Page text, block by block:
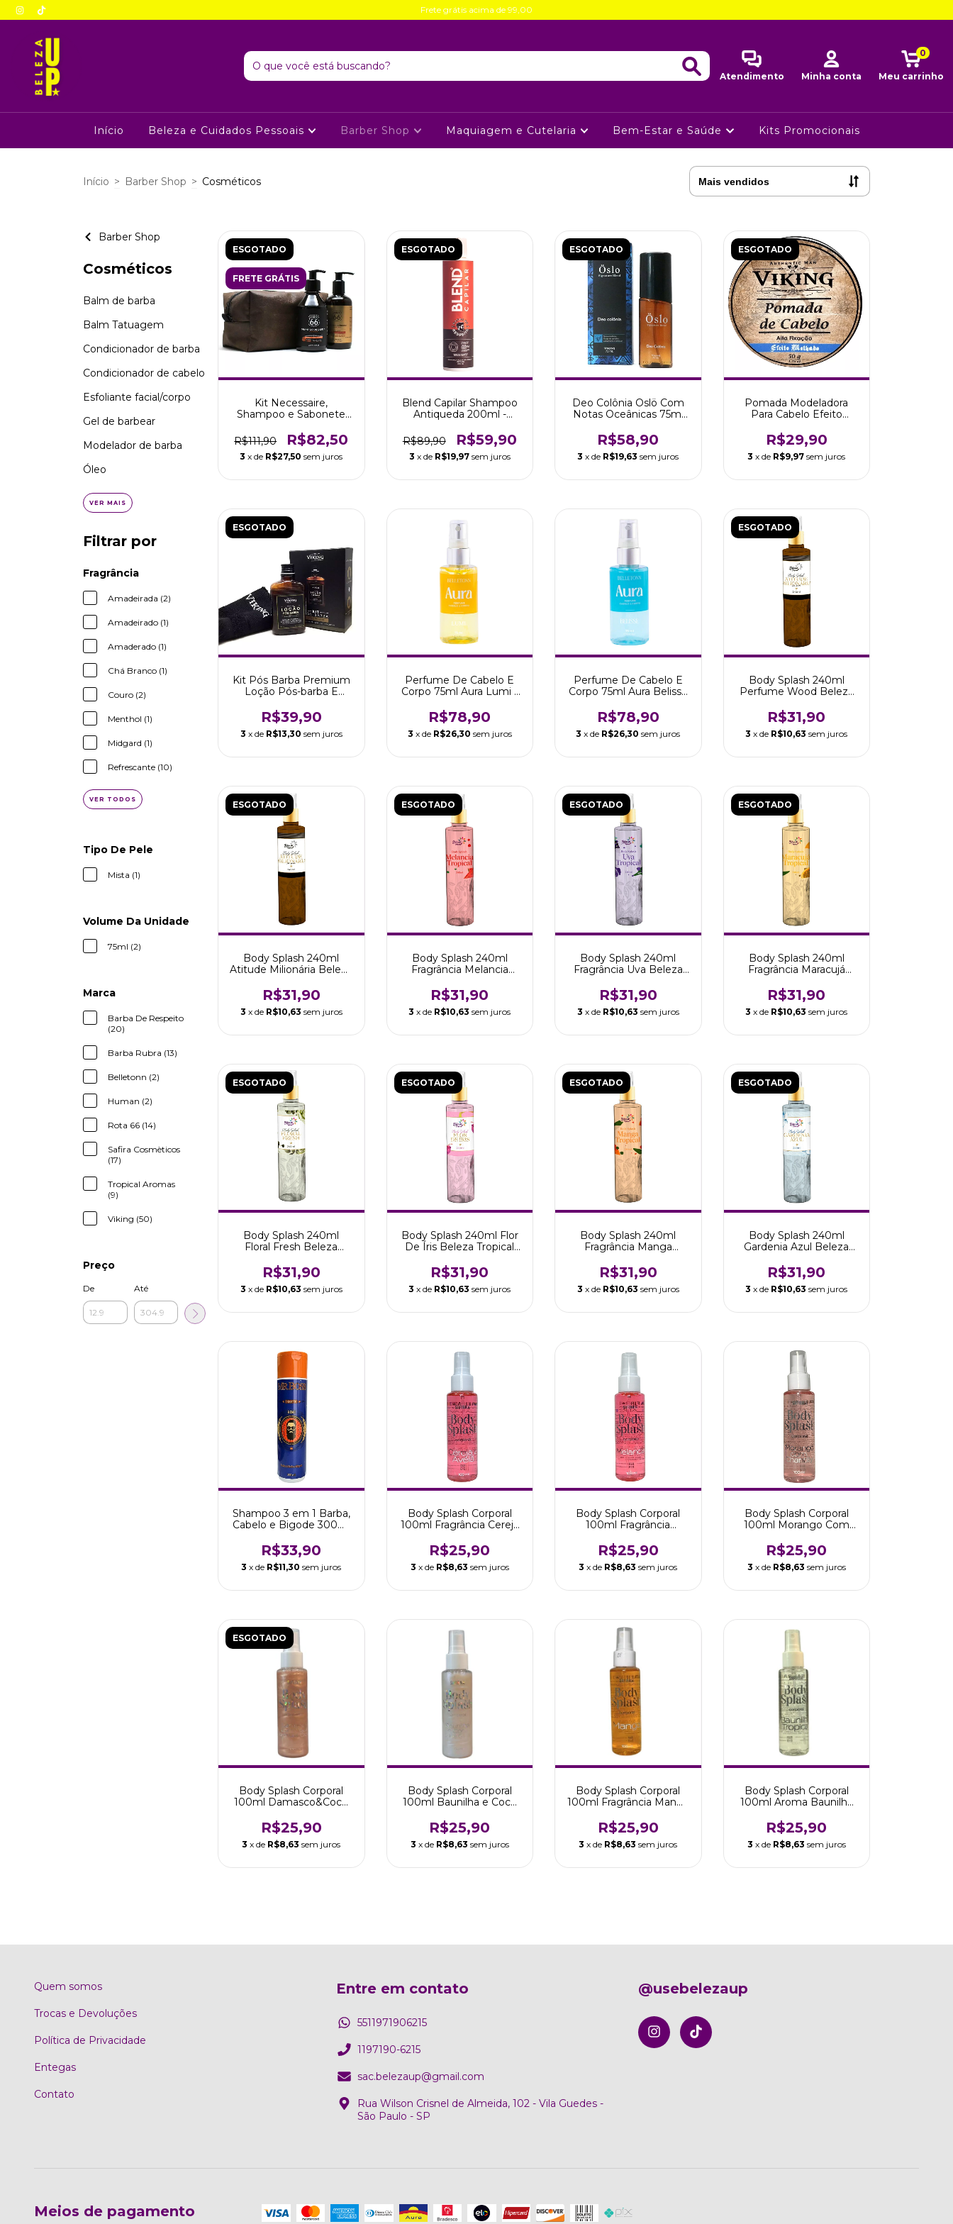
Frete grátis acima de 99,00
Atendimento Minha conta Meu carrinho
0
Início Beleza e Cuidados Pessoais Barber Shop Maquiagem e Cutelaria Bem-Estar e Saúde Kits Promocionais
Início > Barber Shop > Cosméticos
Barber Shop
Cosméticos
Balm de barba
Balm Tatuagem
Condicionador de barba
Condicionador de cabelo
Esfoliante facial/corpo
Gel de barbear
Modelador de barba
Óleo
VER MAIS
Filtrar por
Fragrância
Amadeirada (2)
Amadeirado (1)
Amaderado (1)
Chá Branco (1)
Couro (2)
Menthol (1)
Midgard (1)
Refrescante (10)
VER TODOS
Tipo De Pele
Mista (1)
Volume Da Unidade
75ml (2)
Marca
Barba De Respeito
(20)
Barba Rubra (13)
Belletonn (2)
Human (2)
Rota 66 (14)
Safira Cosmèticos
(17)
Tropical Aromas
(9)
Viking (50)
Preço
De Até
ESGOTADO
FRETE GRÁTIS
Kit Necessaire,
Shampoo e Sabonete
R$111,90
R$82,50
3 x de R$27,50 sem juros
ESGOTADO
Blend Capilar Shampoo
Antiqueda 200ml -
R$89,90
R$59,90
3 x de R$19,97 sem juros
ESGOTADO
Deo Colônia Oslö Com
Notas Oceânicas 75ml
R$58,90
3 x de R$19,63 sem juros
ESGOTADO
Pomada Modeladora
Para Cabelo Efeito
R$29,90
3 x de R$9,97 sem juros
ESGOTADO
Kit Pós Barba Premium
Loção Pós-barba E
R$39,90
3 x de R$13,30 sem juros
Perfume De Cabelo E
Corpo 75ml Aura Lumi -
R$78,90
3 x de R$26,30 sem juros
Perfume De Cabelo E
Corpo 75ml Aura Belissè
R$78,90
3 x de R$26,30 sem juros
ESGOTADO
Body Splash 240ml
Perfume Wood Beleza
R$31,90
3 x de R$10,63 sem juros
ESGOTADO
Body Splash 240ml
Atitude Milionária Beleza
R$31,90
3 x de R$10,63 sem juros
ESGOTADO
Body Splash 240ml
Fragrância Melancia
R$31,90
3 x de R$10,63 sem juros
ESGOTADO
Body Splash 240ml
Fragrância Uva Beleza
R$31,90
3 x de R$10,63 sem juros
ESGOTADO
Body Splash 240ml
Fragrância Maracujá
R$31,90
3 x de R$10,63 sem juros
ESGOTADO
Body Splash 240ml
Floral Fresh Beleza
R$31,90
3 x de R$10,63 sem juros
ESGOTADO
Body Splash 240ml Flor
De Íris Beleza Tropical
R$31,90
3 x de R$10,63 sem juros
ESGOTADO
Body Splash 240ml
Fragrância Manga
R$31,90
3 x de R$10,63 sem juros
ESGOTADO
Body Splash 240ml
Gardenia Azul Beleza
R$31,90
3 x de R$10,63 sem juros
Shampoo 3 em 1 Barba,
Cabelo e Bigode 300ml
R$33,90
3 x de R$11,30 sem juros
Body Splash Corporal
100ml Fragrância Cereja
R$25,90
3 x de R$8,63 sem juros
Body Splash Corporal
100ml Fragrância
R$25,90
3 x de R$8,63 sem juros
Body Splash Corporal
100ml Morango Com
R$25,90
3 x de R$8,63 sem juros
ESGOTADO
Body Splash Corporal
100ml Damasco&Coco
R$25,90
3 x de R$8,63 sem juros
Body Splash Corporal
100ml Baunilha e Coco
R$25,90
3 x de R$8,63 sem juros
Body Splash Corporal
100ml Fragrância Manga
R$25,90
3 x de R$8,63 sem juros
Body Splash Corporal
100ml Aroma Baunilha
R$25,90
3 x de R$8,63 sem juros
Quem somos
Trocas e Devoluções
Política de Privacidade
Entegas
Contato
Entre em contato
5511971906215
1197190-6215
sac.belezaup@gmail.com
Rua Wilson Crisnel de Almeida, 102 - Vila Guedes -
São Paulo - SP
@usebelezaup
Meios de pagamento